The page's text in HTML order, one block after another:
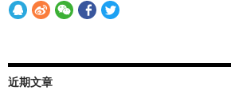
近期文章